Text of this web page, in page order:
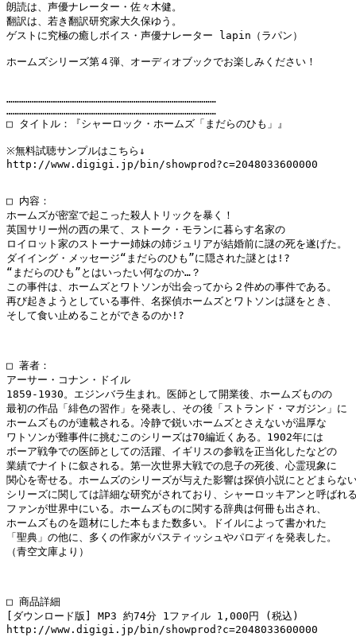
朗読は、声優ナレーター・佐々木健。
翻訳は、若き翻訳研究家大久保ゆう。
ゲストに究極の癒しボイス・声優ナレーター lapin（ラパン）
ホームズシリーズ第４弾、オーディオブックでお楽しみください！
………………………………………………………………………………………
………………………………………………………………………………………
□ タイトル：『シャーロック・ホームズ「まだらのひも」』
※無料試聴サンプルはこちら↓
http://www.digigi.jp/bin/showprod?c=2048033600000
□ 内容：
ホームズが密室で起こった殺人トリックを暴く！
英国サリー州の西の果て、ストーク・モランに暮らす名家の
ロイロット家のストーナー姉妹の姉ジュリアが結婚前に謎の死を遂げた。
ダイイング・メッセージ“まだらのひも”に隠された謎とは!?
“まだらのひも”とはいったい何なのか…？
この事件は、ホームズとワトソンが出会ってから２件めの事件である。
再び起きようとしている事件、名探偵ホームズとワトソンは謎をとき、
そして食い止めることができるのか!?
□ 著者：
アーサー・コナン・ドイル
1859-1930。エジンバラ生まれ。医師として開業後、ホームズものの
最初の作品「緋色の習作」を発表し、その後「ストランド・マガジン」に
ホームズものが連載される。冷静で鋭いホームズとさえないが温厚な
ワトソンが難事件に挑むこのシリーズは70編近くある。1902年には
ボーア戦争での医師としての活躍、イギリスの参戦を正当化したなどの
業績でナイトに叙される。第一次世界大戦での息子の死後、心霊現象に
関心を寄せる。ホームズのシリーズが与えた影響は探偵小説にとどまらな
シリーズに関しては詳細な研究がされており、シャーロッキアンと呼ばれ
ファンが世界中にいる。ホームズものに関する辞典は何冊も出され、
ホームズものを題材にした本もまた数多い。ドイルによって書かれた
「聖典」の他に、多くの作家がパスティッシュやパロディを発表した。
（青空文庫より）
□ 商品詳細
[ダウンロード版] MP3 約74分 1ファイル 1,000円 (税込)
http://www.digigi.jp/bin/showprod?c=2048033600000